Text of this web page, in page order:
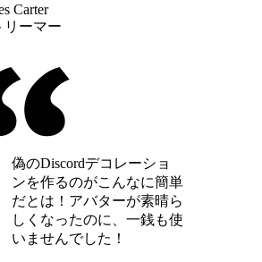
Carter
リーマー
偽のDiscordデコレーショ
ンを作るのがこんなに簡単
だとは！アバターが素晴ら
しくなったのに、一銭も使
いませんでした！